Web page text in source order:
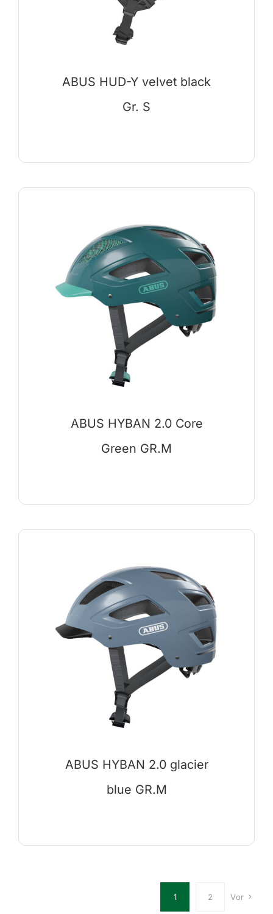
ABUS HUD-Y velvet black
Gr. S
ABUS HYBAN 2.0 Core
Green GR.M
ABUS HYBAN 2.0 glacier
blue GR.M
1 2 Vor